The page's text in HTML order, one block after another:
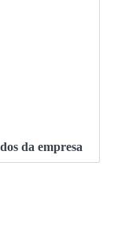
da empresa